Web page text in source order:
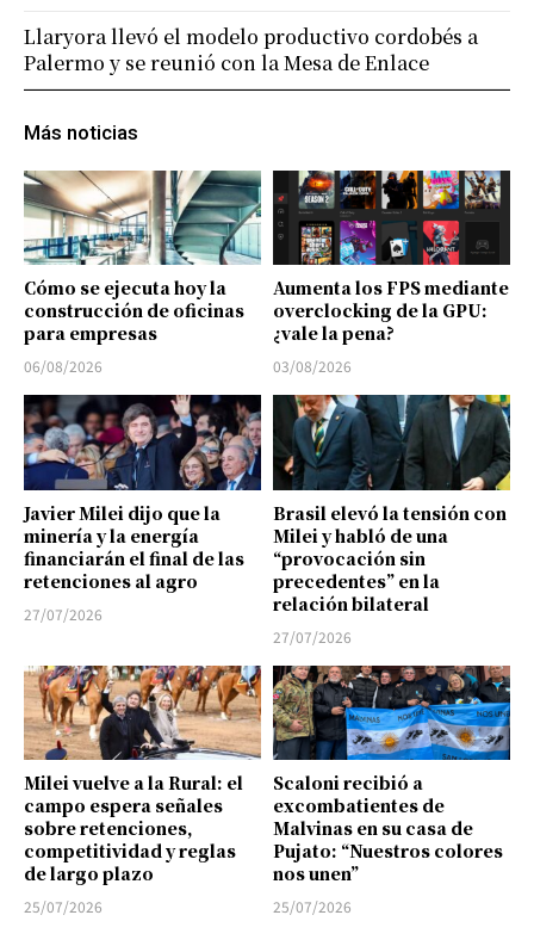
Más noticias
Cómo se ejecuta hoy la
construcción de oficinas
para empresas
06/08/2026
Aumenta los FPS mediante
overclocking de la GPU:
¿vale la pena?
03/08/2026
Javier Milei dijo que la
minería y la energía
financiarán el final de las
retenciones al agro
27/07/2026
Brasil elevó la tensión con
Milei y habló de una
“provocación sin
precedentes” en la
relación bilateral
27/07/2026
Milei vuelve a la Rural: el
campo espera señales
sobre retenciones,
competitividad y reglas
de largo plazo
25/07/2026
Scaloni recibió a
excombatientes de
Malvinas en su casa de
Pujato: “Nuestros colores
nos unen”
25/07/2026
Llaryora llevó el modelo productivo cordobés a
Palermo y se reunió con la Mesa de Enlace